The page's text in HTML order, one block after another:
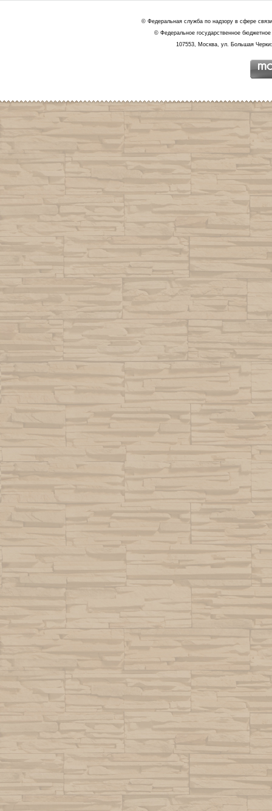
© Федеральная служба по надзору в сфере
© Федеральное государственное
107553, Москва, ул. Большая